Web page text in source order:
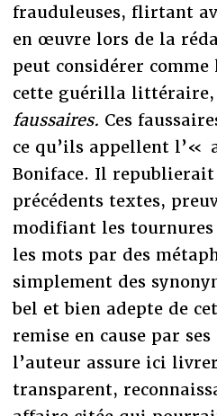
frauduleuses, flirtant
en œuvre lors de la
peut considérer
cette guérilla littéraire,
faussaires. Ces
ce qu’ils appellent
Boniface. Il republierait
précédents textes,
modifiant les
les mots par des
simplement des
bel et bien adepte de
remise en cause par
l’auteur assure ici
transparent,